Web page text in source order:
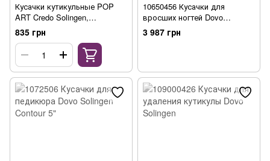
Кусачки кутикульные POP
ART Credo Solingen,
никелированные, 10 см
835 грн
10650456 Кусачки для
вросших ногтей Dovo
Solingen Contour 4 1/2"
3 987 грн